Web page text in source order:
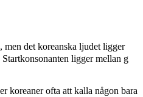
det koreanska ljudet ligger
ligger mellan g
koreaner ofta att kalla någon bara